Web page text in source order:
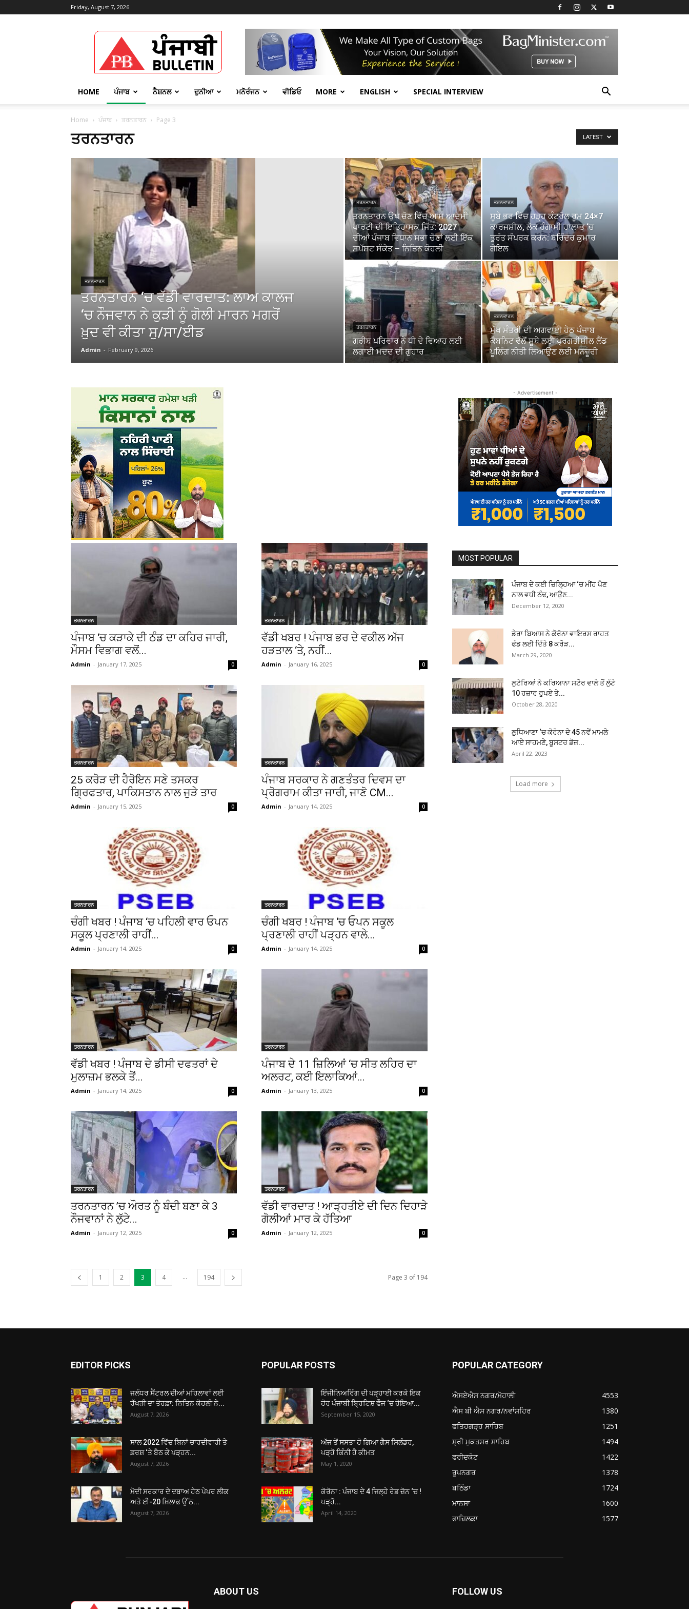
Friday, August 7, 2026
Punjabi
Bulletin
HOME ਪੰਜਾਬ ਨੈਸ਼ਨਲ ਦੁਨੀਆ ਮਨੋਰੰਜਨ ਵੀਡਿਓ MORE ENGLISH SPECIAL INTERVIEW
Home ਪੰਜਾਬ ਤਰਨਤਾਰਨ Page 3
ਤਰਨਤਾਰਨ LATEST
ਤਰਨਤਾਰਨ
ਤਰਨਤਾਰਨ ‘ਚ ਵੱਡੀ ਵਾਰਦਾਤ: ਲਾਅ ਕਾਲਜ
‘ਚ ਨੌਜਵਾਨ ਨੇ ਕੁੜੀ ਨੂੰ ਗੋਲੀ ਮਾਰਨ ਮਗਰੋਂ
ਖ਼ੁਦ ਵੀ ਕੀਤਾ ਸੁ/ਸਾ/ਈਡ
Admin - February 9, 2026
ਤਰਨਤਾਰਨ
ਤਰਨਤਾਰਨ ਉਪ ਚੋਣ ਵਿੱਚ ਆਮ ਆਦਮੀ
ਪਾਰਟੀ ਦੀ ਇਤਿਹਾਸਕ ਜਿੱਤ: 2027
ਦੀਆਂ ਪੰਜਾਬ ਵਿਧਾਨ ਸਭਾ ਚੋਣਾਂ ਲਈ ਇੱਕ
ਸਪੱਸ਼ਟ ਸੰਕੇਤ – ਨਿਤਿਨ ਕੋਹਲੀ
ਤਰਨਤਾਰਨ
ਸੂਬੇ ਭਰ ਵਿੱਚ ਹੜ੍ਹ ਕੰਟਰੋਲ ਰੂਮ 24×7
ਕਾਰਜਸ਼ੀਲ, ਲੋਕ ਹੰਗਾਮੀ ਹਾਲਾਤ ‘ਚ
ਤੁਰੰਤ ਸੰਪਰਕ ਕਰਨ: ਬਰਿੰਦਰ ਕੁਮਾਰ
ਗੋਇਲ
ਤਰਨਤਾਰਨ
ਗਰੀਬ ਪਰਿਵਾਰ ਨੇ ਧੀ ਦੇ ਵਿਆਹ ਲਈ
ਲਗਾਈ ਮਦਦ ਦੀ ਗੁਹਾਰ
ਤਰਨਤਾਰਨ
ਮੁੱਖ ਮੰਤਰੀ ਦੀ ਅਗਵਾਈ ਹੇਠ ਪੰਜਾਬ
ਕੈਬਨਿਟ ਵੱਲੋਂ ਸੂਬੇ ਲਈ ਪ੍ਰਗਤੀਸ਼ੀਲ ਲੈਂਡ
ਪੂਲਿੰਗ ਨੀਤੀ ਲਿਆਉਣ ਲਈ ਮਨਜ਼ੂਰੀ
ਤਰਨਤਾਰਨ
ਪੰਜਾਬ ‘ਚ ਕੜਾਕੇ ਦੀ ਠੰਡ ਦਾ ਕਹਿਰ ਜਾਰੀ,
ਮੌਸਮ ਵਿਭਾਗ ਵਲੋਂ...
Admin - January 17, 2025 0
ਤਰਨਤਾਰਨ
ਵੱਡੀ ਖਬਰ ! ਪੰਜਾਬ ਭਰ ਦੇ ਵਕੀਲ ਅੱਜ
ਹੜਤਾਲ ‘ਤੇ, ਨਹੀਂ...
Admin - January 16, 2025 0
ਤਰਨਤਾਰਨ
25 ਕਰੋੜ ਦੀ ਹੈਰੋਇਨ ਸਣੇ ਤਸਕਰ
ਗ੍ਰਿਫਤਾਰ, ਪਾਕਿਸਤਾਨ ਨਾਲ ਜੁੜੇ ਤਾਰ
Admin - January 15, 2025 0
ਤਰਨਤਾਰਨ
ਪੰਜਾਬ ਸਰਕਾਰ ਨੇ ਗਣਤੰਤਰ ਦਿਵਸ ਦਾ
ਪ੍ਰੋਗਰਾਮ ਕੀਤਾ ਜਾਰੀ, ਜਾਣੋ CM...
Admin - January 14, 2025 0
ਤਰਨਤਾਰਨ
ਚੰਗੀ ਖਬਰ ! ਪੰਜਾਬ ‘ਚ ਪਹਿਲੀ ਵਾਰ ਓਪਨ
ਸਕੂਲ ਪ੍ਰਣਾਲੀ ਰਾਹੀਂ...
Admin - January 14, 2025 0
ਤਰਨਤਾਰਨ
ਚੰਗੀ ਖਬਰ ! ਪੰਜਾਬ ‘ਚ ਓਪਨ ਸਕੂਲ
ਪ੍ਰਣਾਲੀ ਰਾਹੀਂ ਪੜ੍ਹਨ ਵਾਲੇ...
Admin - January 14, 2025 0
ਤਰਨਤਾਰਨ
ਵੱਡੀ ਖਬਰ ! ਪੰਜਾਬ ਦੇ ਡੀਸੀ ਦਫਤਰਾਂ ਦੇ
ਮੁਲਾਜ਼ਮ ਭਲਕੇ ਤੋਂ...
Admin - January 14, 2025 0
ਤਰਨਤਾਰਨ
ਪੰਜਾਬ ਦੇ 11 ਜ਼ਿਲਿਆਂ ‘ਚ ਸੀਤ ਲਹਿਰ ਦਾ
ਅਲਰਟ, ਕਈ ਇਲਾਕਿਆਂ...
Admin - January 13, 2025 0
ਤਰਨਤਾਰਨ
ਤਰਨਤਾਰਨ ’ਚ ਔਰਤ ਨੂੰ ਬੰਦੀ ਬਣਾ ਕੇ 3
ਨੌਜਵਾਨਾਂ ਨੇ ਲੁੱਟੇ...
Admin - January 12, 2025 0
ਤਰਨਤਾਰਨ
ਵੱਡੀ ਵਾਰਦਾਤ ! ਆੜ੍ਹਤੀਏ ਦੀ ਦਿਨ ਦਿਹਾੜੇ
ਗੋਲੀਆਂ ਮਾਰ ਕੇ ਹੱਤਿਆ
Admin - January 12, 2025 0
1 2 3 4 ... 194 Page 3 of 194
- Advertisement -
MOST POPULAR
ਪੰਜਾਬ ਦੇ ਕਈ ਜ਼ਿਲ੍ਹਿਆ ‘ਚ ਮੀਂਹ ਪੈਣ
ਨਾਲ ਵਧੀ ਠੰਢ, ਆਉਣ...
December 12, 2020
ਡੇਰਾ ਬਿਆਸ ਨੇ ਕੋਰੋਨਾ ਵਾਇਰਸ ਰਾਹਤ
ਫੰਡ ਲਈ ਦਿੱਤੇ 8 ਕਰੋੜ...
March 29, 2020
ਲੁਟੇਰਿਆਂ ਨੇ ਕਰਿਆਨਾ ਸਟੋਰ ਵਾਲੇ ਤੋਂ ਲੁੱਟੇ
10 ਹਜ਼ਾਰ ਰੁਪਏ ਤੇ...
October 28, 2020
ਲੁਧਿਆਣਾ ‘ਚ ਕੋਰੋਨਾ ਦੇ 45 ਨਵੇਂ ਮਾਮਲੇ
ਆਏ ਸਾਹਮਣੇ, ਬੂਸਟਰ ਡੋਜ਼...
April 22, 2023
Load more
EDITOR PICKS
ਜਲੰਧਰ ਸੈਂਟਰਲ ਦੀਆਂ ਮਹਿਲਾਵਾਂ ਲਈ
ਰੱਖੜੀ ਦਾ ਤੋਹਫ਼ਾ: ਨਿਤਿਨ ਕੋਹਲੀ ਨੇ...
August 7, 2026
ਸਾਲ 2022 ਵਿੱਚ ਬਿਨਾਂ ਚਾਰਦੀਵਾਰੀ ਤੇ
ਫ਼ਰਸ਼ ‘ਤੇ ਬੈਠ ਕੇ ਪੜ੍ਹਨ...
August 7, 2026
ਮੋਦੀ ਸਰਕਾਰ ਦੇ ਦਬਾਅ ਹੇਠ ਪੇਪਰ ਲੀਕ
ਅਤੇ ਈ-20 ਖ਼ਿਲਾਫ਼ ਉੱਠ...
August 7, 2026
POPULAR POSTS
ਇੰਜੀਨਿਅਰਿੰਗ ਦੀ ਪੜ੍ਹਾਈ ਕਰਕੇ ਇਕ
ਹੋਰ ਪੰਜਾਬੀ ਬ੍ਰਿਟਿਸ਼ ਫੌਜ ‘ਚ ਹੋਇਆ...
September 15, 2020
ਅੱਜ ਤੋਂ ਸਸਤਾ ਹੋ ਗਿਆ ਗੈਸ ਸਿਲੰਡਰ,
ਪੜ੍ਹੋ ਕਿੰਨੀ ਹੈ ਕੀਮਤ
May 1, 2020
ਕੋਰੋਨਾ : ਪੰਜਾਬ ਦੇ 4 ਜਿਲ੍ਹੇ ਰੇਡ ਜ਼ੋਨ ‘ਚ !
ਪੜ੍ਹੋ...
April 14, 2020
POPULAR CATEGORY
ਐਸਏਐਸ ਨਗਰ/ਮੋਹਾਲੀ
4553
ਐਸ ਬੀ ਐਸ ਨਗਰ/ਨਵਾਂਸ਼ਹਿਰ
1380
ਫਤਿਹਗੜ੍ਹ ਸਾਹਿਬ
1251
ਸ੍ਰੀ ਮੁਕਤਸਰ ਸਾਹਿਬ
1494
ਫਰੀਦਕੋਟ
1422
ਰੂਪਨਗਰ
1378
ਬਠਿੰਡਾ
1724
ਮਾਨਸਾ
1600
ਫਾਜ਼ਿਲਕਾ
1577
ABOUT US FOLLOW US